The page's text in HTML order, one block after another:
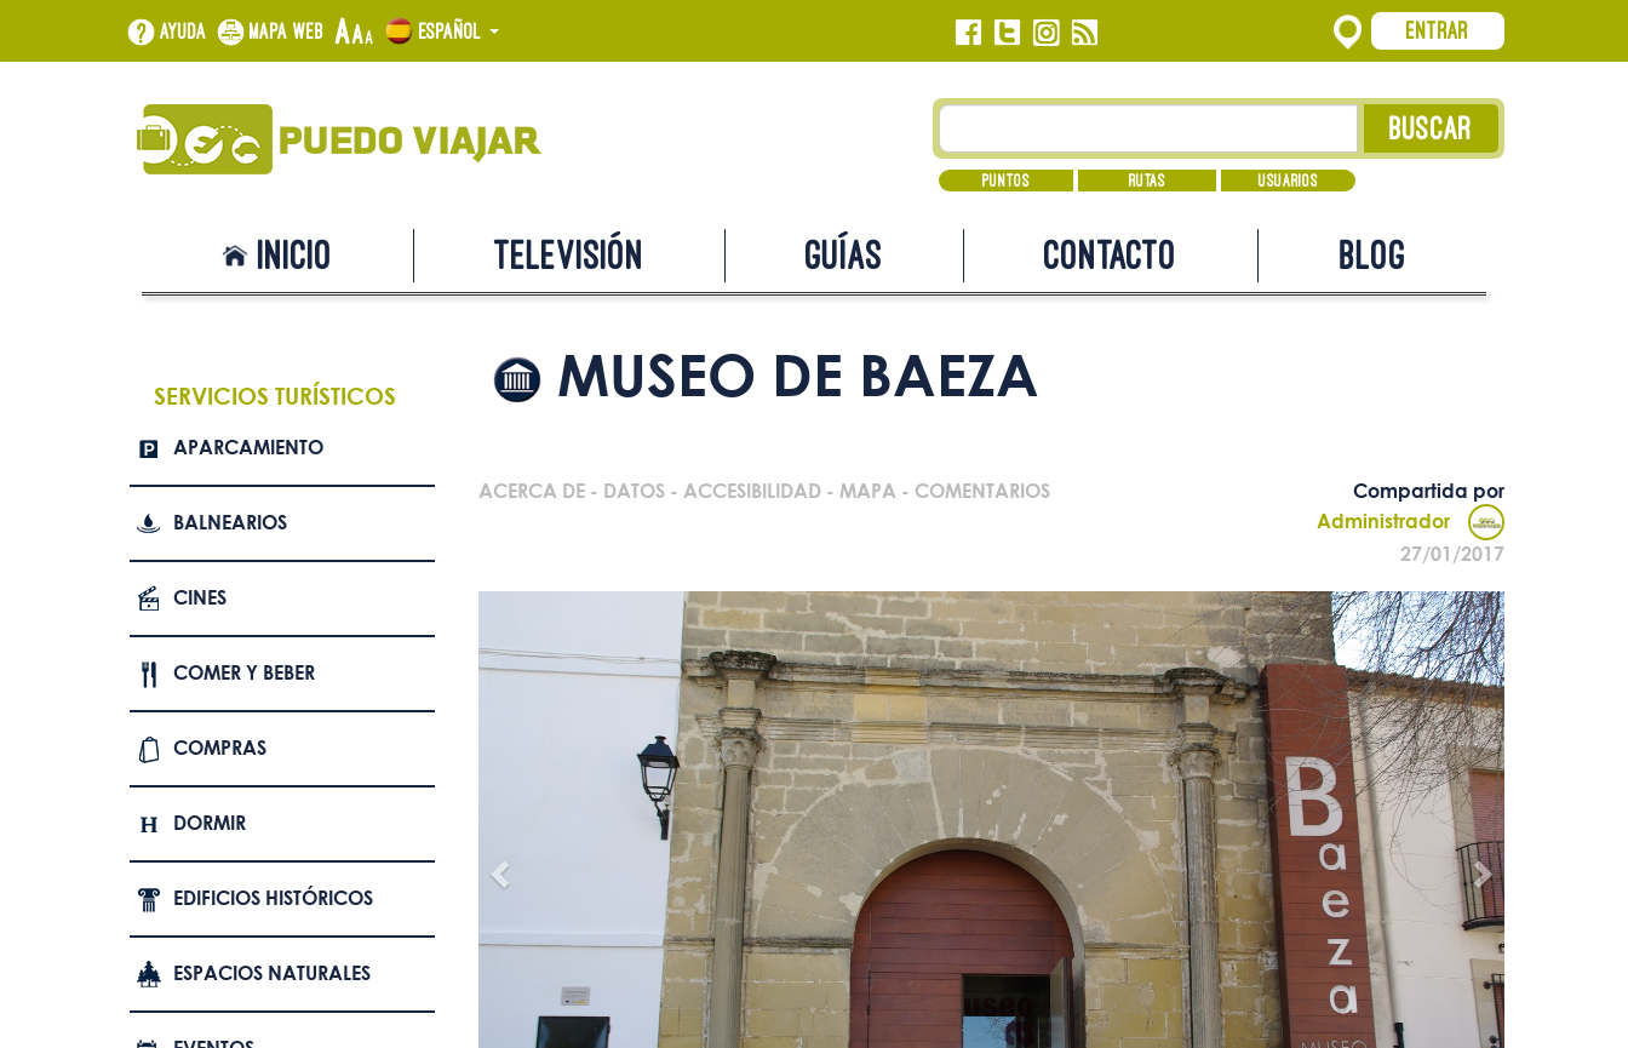
Ayuda Mapa web Español Entrar
Puntos Rutas Usuarios
Inicio Televisión Guías Contacto Blog
SERVICIOS TURÍSTICOS
APARCAMIENTO
BALNEARIOS
CINES
COMER Y BEBER
COMPRAS
DORMIR
EDIFICIOS HISTÓRICOS
ESPACIOS NATURALES
MUSEO DE BAEZA
ACERCA DE- DATOS- ACCESIBILIDAD- MAPA - COMENTARIOS
Compartida por
Administrador
27/01/2017